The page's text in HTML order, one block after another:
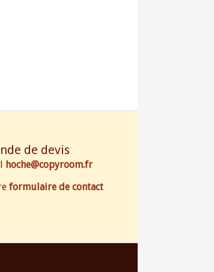
de devis
hoche@copyroom.fr
formulaire de contact